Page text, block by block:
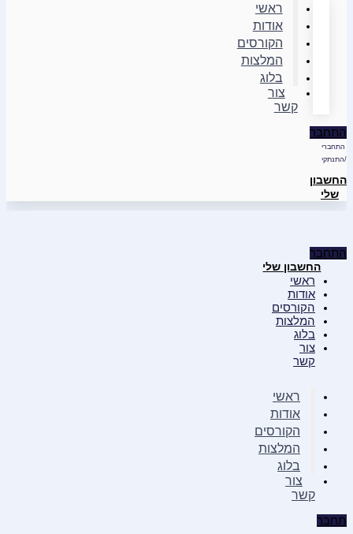
ראשי
אודות
הקורסים
המלצות
בלוג
צור
קשר
התחבר
התחברי
/התנתקי
החשבון
שלי
התחבר
החשבון שלי
ראשי
אודות
הקורסים
המלצות
בלוג
צור
קשר
ראשי
אודות
הקורסים
המלצות
בלוג
צור
קשר
התחבר